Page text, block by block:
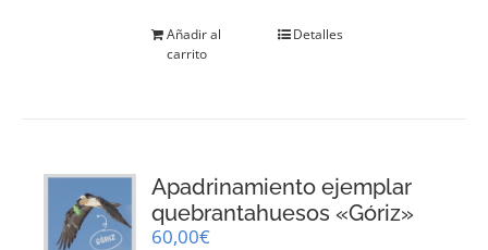
Añadir al
carrito
Detalles
Apadrinamiento ejemplar
quebrantahuesos «Góriz»
60,00€